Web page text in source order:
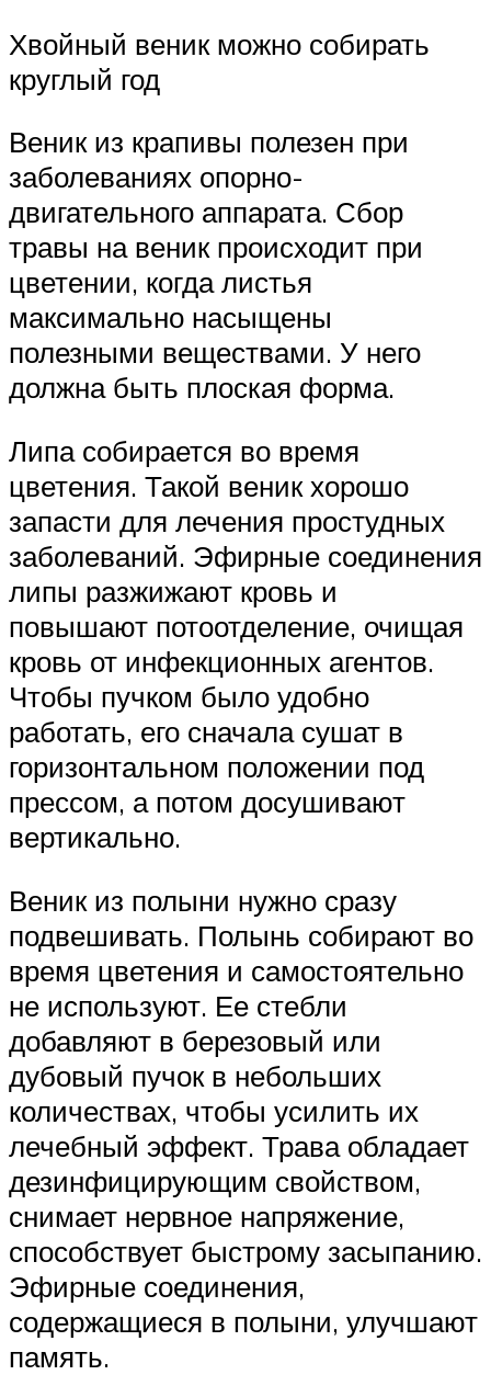
Хвойный веник можно собирать
круглый год
Веник из крапивы полезен при
заболеваниях опорно-
двигательного аппарата. Сбор
травы на веник происходит при
цветении, когда листья
максимально насыщены
полезными веществами. У него
должна быть плоская форма.
Липа собирается во время
цветения. Такой веник хорошо
запасти для лечения простудных
заболеваний. Эфирные соединения
липы разжижают кровь и
повышают потоотделение, очищая
кровь от инфекционных агентов.
Чтобы пучком было удобно
работать, его сначала сушат в
горизонтальном положении под
прессом, а потом досушивают
вертикально.
Веник из полыни нужно сразу
подвешивать. Полынь собирают во
время цветения и самостоятельно
не используют. Ее стебли
добавляют в березовый или
дубовый пучок в небольших
количествах, чтобы усилить их
лечебный эффект. Трава обладает
дезинфицирующим свойством,
снимает нервное напряжение,
способствует быстрому засыпанию.
Эфирные соединения,
содержащиеся в полыни, улучшают
память.